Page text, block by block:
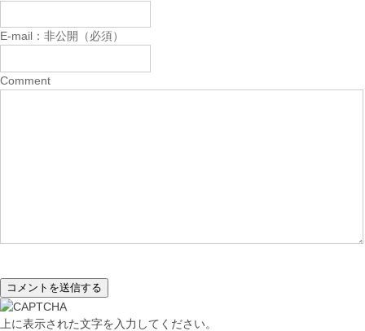
E-mail：非公開（必須）
Comment
上に表示された文字を入力してください。